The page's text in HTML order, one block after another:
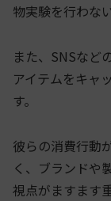
物実験を行わな
また、SNSなど
アイテムをキャ
す。
彼らの消費行動
く、ブランドや
視点がますます